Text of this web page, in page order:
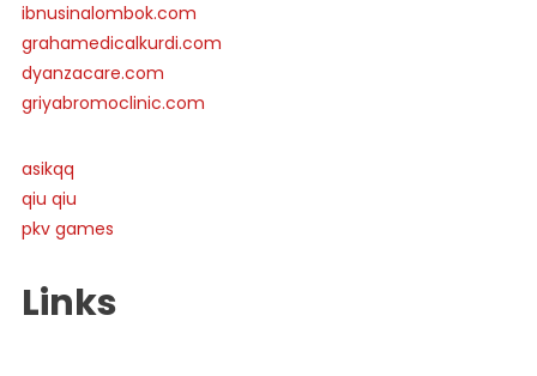
ibnusinalombok.com
grahamedicalkurdi.com
dyanzacare.com
griyabromoclinic.com
asikqq
qiu qiu
pkv games
Links